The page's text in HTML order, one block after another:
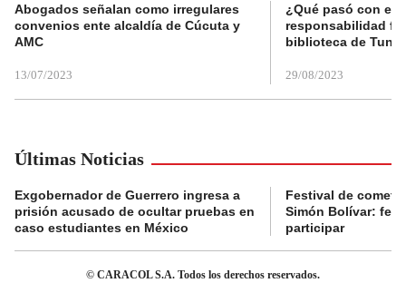
Abogados señalan como irregulares
convenios ente alcaldía de Cúcuta y
AMC
13/07/2023
¿Qué pasó con el
responsabilidad
biblioteca de
29/08/2023
Últimas Noticias
Exgobernador de Guerrero ingresa a
prisión acusado de ocultar pruebas en
caso estudiantes en México
Festival de
Simón Bolívar:
participar
© CARACOL S.A. Todos los derechos reservados.